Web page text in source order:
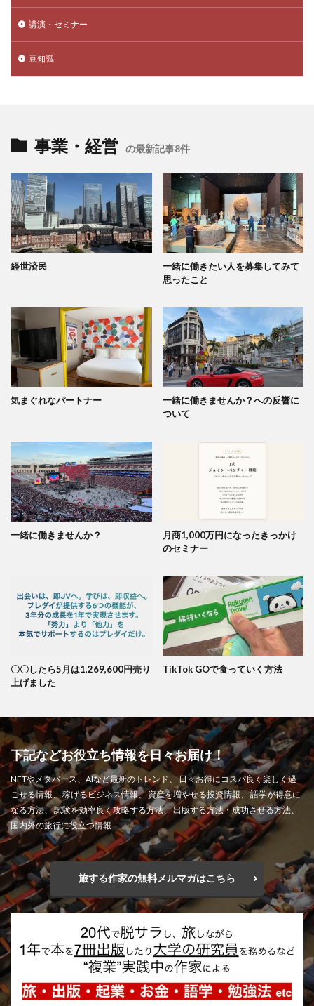
講演・セミナー
豆知識
事業・経営 の最新記事8件
経世済民
一緒に働きたい人を募集してみて
思ったこと
気まぐれなパートナー
一緒に働きませんか？への反響に
ついて
一緒に働きませんか？
月商1,000万円になったきっかけ
のセミナー
〇〇したら5月は1,269,600円売り
上げました
TikTok GOで食っていく方法
下記などお役立ち情報を日々お届け！
NFTやメタバース、AIなど最新のトレンド、 日々お得にコスパ良く楽しく過
ごせる情報、 稼げるビジネス情報、 資産を増やせる投資情報、 語学が得意に
なる方法、 試験を効率良く攻略する方法、 出版する方法・成功させる方法、
国内外の旅行に役立つ情報
旅する作家の無料メルマガはこちら